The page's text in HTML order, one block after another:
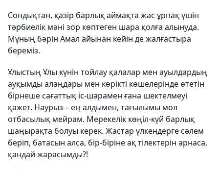
Сондықтан, қазір барлық аймақта жас ұрпақ үшін
тәрбиелік мәні зор көптеген шара қолға алынуда.
Мұның бәрін Амал айынан кейін де жалғастыра
береміз.
Ұлыстың Ұлы күнін тойлау қалалар мен ауылдардың
ауқымды алаңдары мен көрікті көшелерінде өтетін
бірнеше сағаттық іс-шарамен ғана шектелмеуі
қажет. Наурыз – ең алдымен, тағылымы мол
отбасылық мейрам. Мерекелік көңіл-күй барлық
шаңырақта болуы керек. Жастар үлкендерге сәлем
беріп, батасын алса, бір-біріне ақ тілектерін арнаса,
қандай жарасымды?!